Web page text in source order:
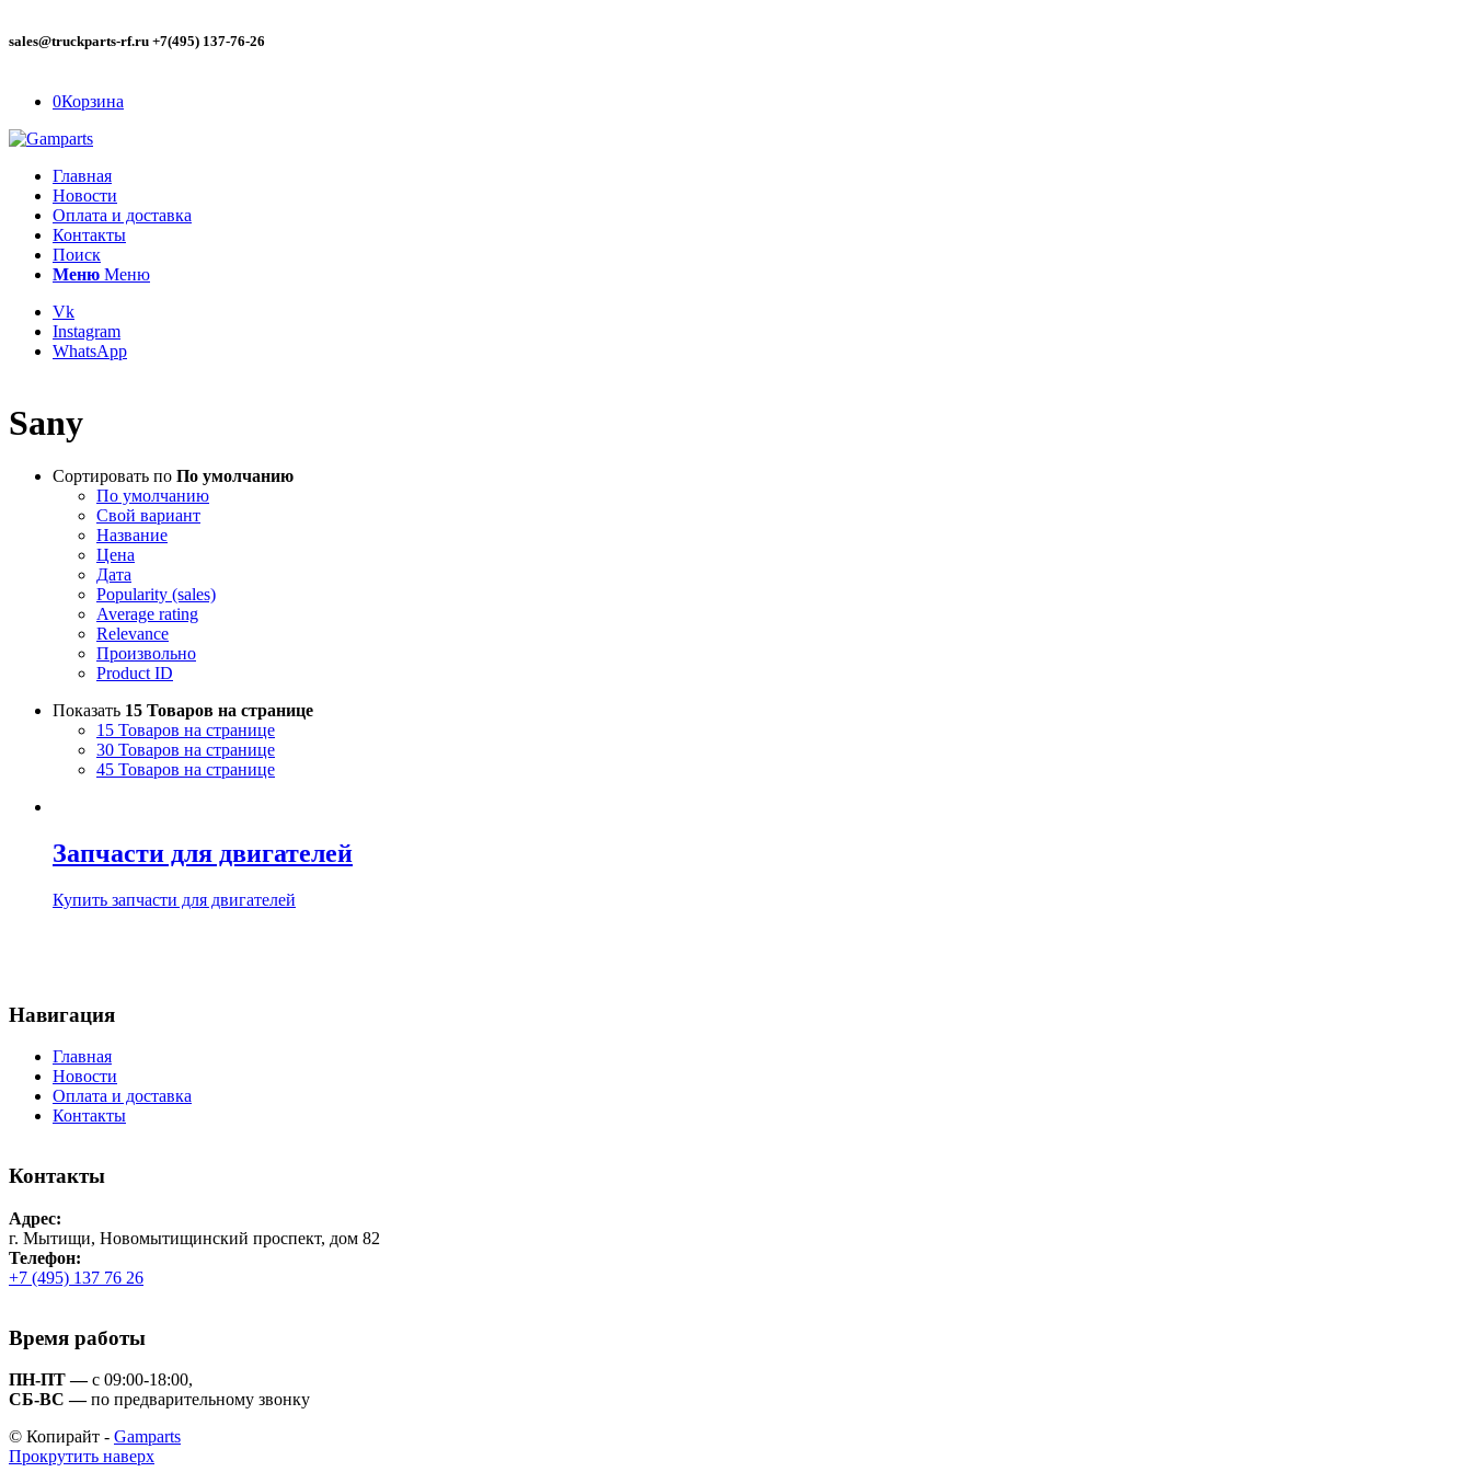
sales@truckparts-rf.ru +7(495) 137-76-26
0Корзина
Главная
Новости
Оплата и доставка
Контакты
Поиск
Меню Меню
Vk
Instagram
WhatsApp
Sany
Сортировать по По умолчанию
По умолчанию
Свой вариант
Название
Цена
Дата
Popularity (sales)
Average rating
Relevance
Произвольно
Product ID
Показать 15 Товаров на странице
15 Товаров на странице
30 Товаров на странице
45 Товаров на странице
Запчасти для двигателей
Купить запчасти для двигателей
Навигация
Главная
Новости
Оплата и доставка
Контакты
Контакты
Адрес:
г. Мытищи, Новомытищинский проспект, дом 82
Телефон:
+7 (495) 137 76 26
Время работы
ПН-ПТ —с 09:00-18:00,
СБ-ВС —по предварительному звонку
© Копирайт - Gamparts
Прокрутить наверх